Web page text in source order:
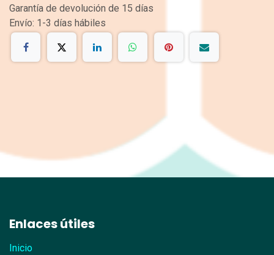
Garantía de devolución de 15 días
Envío: 1-3 días hábiles
Enlaces útiles
Inicio